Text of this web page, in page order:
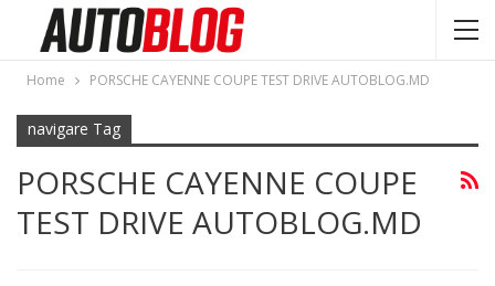
Home PORSCHE CAYENNE COUPE TEST DRIVE AUTOBLOG.MD
navigare Tag
PORSCHE CAYENNE COUPE
TEST DRIVE AUTOBLOG.MD